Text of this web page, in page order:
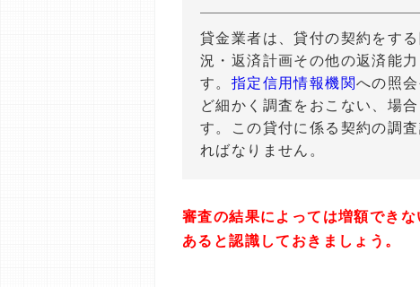
貸金業者は、貸付の契約をす
況・返済計画その他の返済能
す。 指定信用情報機関への照会
ど細かく調査をおこない、場
す。この貸付に係る契約の調
ればなりません。
審査の結果によっては増額でき
あると認識しておきましょう。